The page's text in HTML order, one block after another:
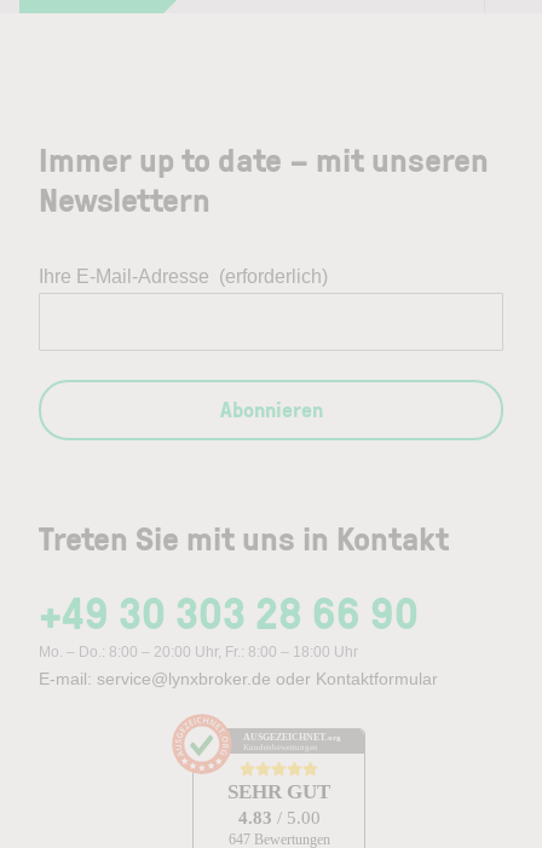
Treten Sie mit uns in Kontakt
+49 30 303 28 66 90
Mo. – Do.: 8:00 – 20:00 Uhr, Fr.: 8:00 – 18:00 Uhr
E-mail: service@lynxbroker.de oder Kontaktformular
AUSGEZEICHNET .org
Kundenbewertungen
SEHR GUT
4.83 / 5.00
647 Bewertungen
Immer up to date – mit unseren
Newslettern
Ihre E-Mail-Adresse (erforderlich)
Abonnieren